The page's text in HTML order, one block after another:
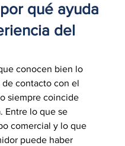
qué ayuda
del
conocen bien lo
contacto con el
siempre coincide
Entre lo que se
comercial y lo que
puede haber